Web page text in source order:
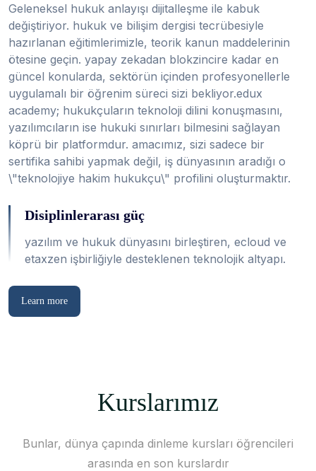
Geleneksel hukuk anlayışı dijitalleşme ile kabuk
değiştiriyor. hukuk ve bilişim dergisi tecrübesiyle
hazırlanan eğitimlerimizle, teorik kanun maddelerinin
ötesine geçin. yapay zekadan blokzincire kadar en
güncel konularda, sektörün içinden profesyonellerle
uygulamalı bir öğrenim süreci sizi bekliyor.edux
academy; hukukçuların teknoloji dilini konuşmasını,
yazılımcıların ise hukuki sınırları bilmesini sağlayan
köprü bir platformdur. amacımız, sizi sadece bir
sertifika sahibi yapmak değil, iş dünyasının aradığı o
\"teknolojiye hakim hukukçu\" profilini oluşturmaktır.
Disiplinlerarası güç
yazılım ve hukuk dünyasını birleştiren, ecloud ve
etaxzen işbirliğiyle desteklenen teknolojik altyapı.
Learn more
Kurslarımız
Bunlar, dünya çapında dinleme kursları öğrencileri
arasında en son kurslardır